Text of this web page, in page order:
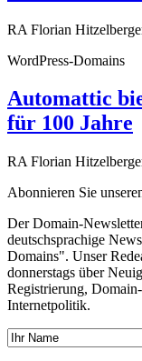
RA Florian
WordPress-Domains
Automattic
für 100 Jahre
RA Florian
Abonnieren Sie
Der Domain-
deutschsprachige
Domains". Unser
donnerstags über
Registrierung,
Internetpolitik.